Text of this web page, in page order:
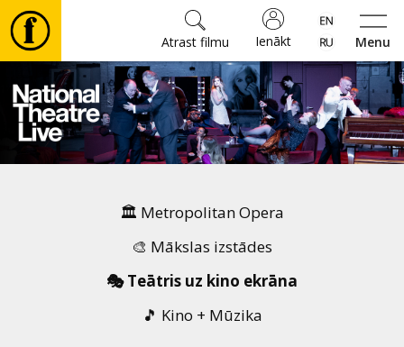
Menu
Ienākt
Atrast filmu
Filmas
🎵
🏛️ Metropolitan Opera
🎨 Mākslas izstādes
🎭 Teātris uz kino ekrāna
🎵 Kino + Mūzika